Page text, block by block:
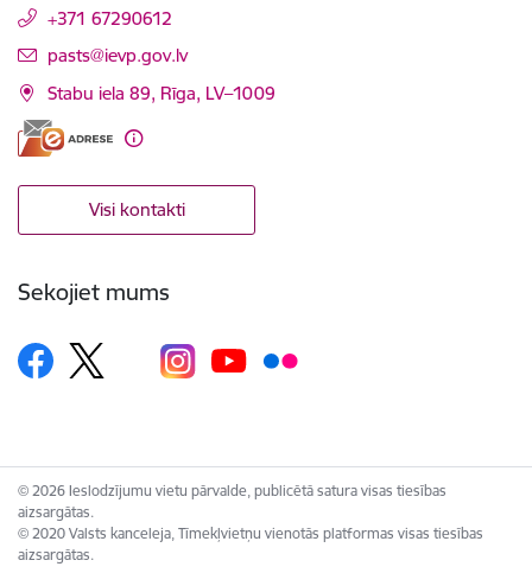
+371 67290612
E-pasts:
pasts@ievp.gov.lv
Stabu iela 89, Rīga, LV–1009
Visi kontakti
Sekojiet mums
© 2026 Ieslodzījumu vietu pārvalde, publicētā satura visas tiesības
aizsargātas.
© 2020 Valsts kanceleja, Tīmekļvietņu vienotās platformas visas tiesības
aizsargātas.